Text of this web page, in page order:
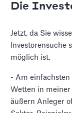
Die
Jetzt, da Sie
Investorensuche
möglich ist.
- Am einfachsten
Wetten in
äußern Anleger